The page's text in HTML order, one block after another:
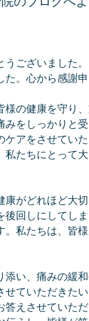
ございました
。心から感謝申
の健康を守り
をしっかりと
アをさせてい
たちにとって
がどれほど大切
回しにしてし
私たちは、皆
い、痛みの緩
ていただきた
えさせていた